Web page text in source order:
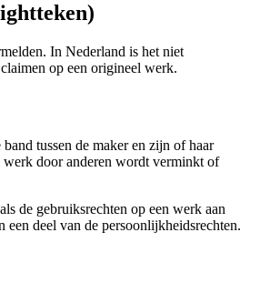
In Nederland is het niet
op een origineel werk.
tussen de maker en zijn of haar
door anderen wordt verminkt of
de gebruiksrechten op een werk aan
een deel van de persoonlijkheidsrechten.